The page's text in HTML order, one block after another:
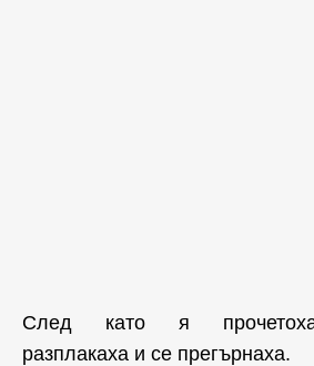
След като я
разплакаха и се прегърнаха.